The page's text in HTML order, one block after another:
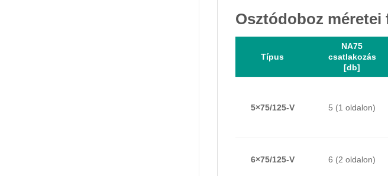
Osztódoboz méretei
5×75/125-V 5 (1 oldalon)
6×75/125-V 6 (2 oldalon)
Típus
NA75
csatlakozás
[db]